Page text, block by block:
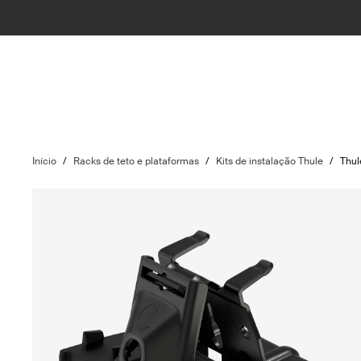
Início / Racks de teto e plataformas / Kits de instalação Thule /